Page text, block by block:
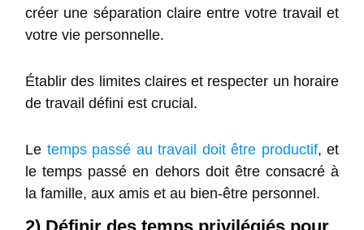
créer une séparation claire entre votre travail et
votre vie personnelle.
Établir des limites claires et respecter un horaire
de travail défini est crucial.
Le temps passé au travail doit être productif, et
le temps passé en dehors doit être consacré à
la famille, aux amis et au bien-être personnel.